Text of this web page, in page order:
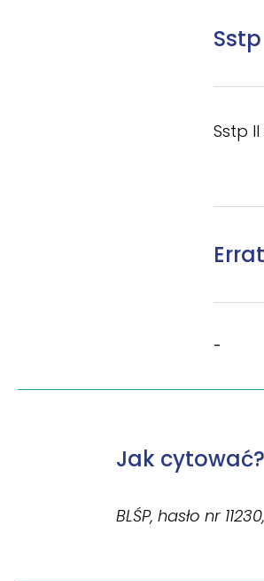
Sstp
Sstp
-
Jak cytować?
BLŚP, hasło nr